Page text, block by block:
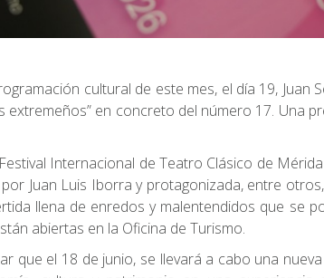
cultural de este mes, el día 19, Juan
extremeños” en concreto del número 17. Una
Internacional de Teatro Clásico de
por Juan Luis Iborra y protagonizada, entre
llena de enredos y malentendidos que se
abiertas en la Oficina de Turismo.
que el 18 de junio, se llevará a cabo una